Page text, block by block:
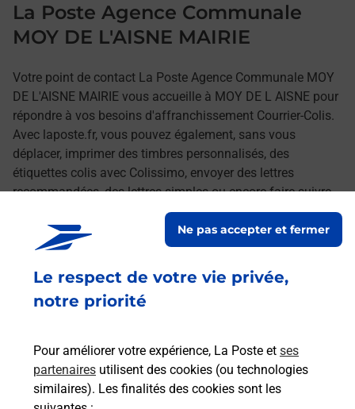
Le respect de votre vie privée,
notre priorité
Pour améliorer votre expérience, La Poste et ses
partenaires utilisent des cookies (ou technologies
similaires). Les finalités des cookies sont les
Ne pas accepter et fermer
La Poste Agence Communale
MOY DE L'AISNE MAIRIE
Votre point de contact La Poste Agence Communale MOY
DE L'AISNE MAIRIE vous accueille à MOY DE L AISNE pour
répondre à vos besoins d'affranchissement Courrier-Colis.
Avec laposte.fr, vous pouvez également, sans vous
déplacer, imprimer des timbres personnalisés, des
étiquettes colis avec Colissimo, envoyer des lettres
recommandées, des lettres simples ou encore faire suivre
votre courrier à votre nouvelle adresse. Le tout quand vous
voulez, où vous voulez.
Retrouvez toutes nos offres en ligne sur notre site